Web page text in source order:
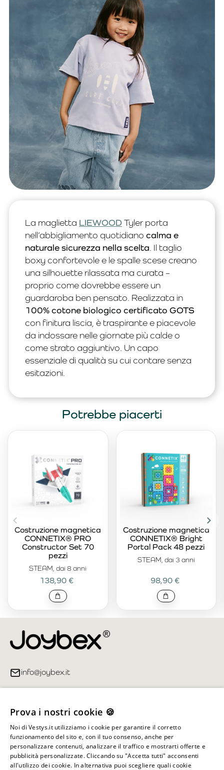
La maglietta LIEWOODTyler porta
nell’abbigliamento quotidiano calma e
naturale sicurezza nella scelta. Il taglio
boxy confortevole e le spalle scese creano
una silhouette rilassata ma curata –
proprio come dovrebbe essere un
guardaroba ben pensato. Realizzata in
100% cotone biologico certificato GOTS
con finitura liscia, è traspirante e piacevole
da indossare nelle giornate più calde o
come strato aggiuntivo. Un capo
essenziale di qualità su cui contare senza
esitazioni.
Potrebbe piacerti
STEAM, dai 8 anni
Costruzione magnetica
CONNETIX® PRO
Constructor Set 70
pezzi
138,90 €
STEAM, dai 3 anni
Costruzione magnetica
CONNETIX® Bright
Portal Pack 48 pezzi
98,90 €
info@joybex.it
Account
Informazioni sul negozio
Prova i nostri cookie 🍪
Noi di Vestys.it utilizziamo i cookie per garantire il corretto
funzionamento del sito e, con il tuo consenso, anche per
personalizzare contenuti, analizzare il traffico e mostrarti offerte e
pubblicità personalizzate. Cliccando su "Accetta tutti" acconsenti
all'utilizzo dei cookie. In alternativa puoi scegliere quali cookie